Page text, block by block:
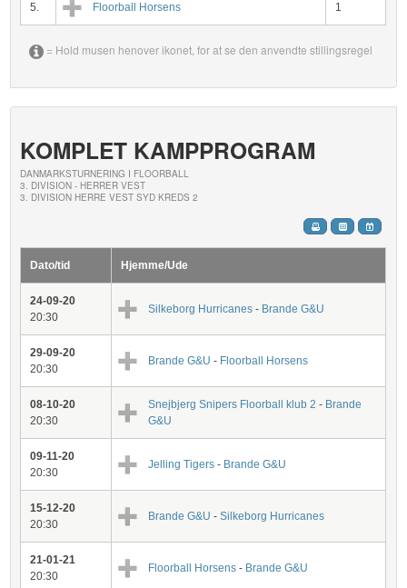
5. Floorball Horsens 1
= Hold musen henover ikonet, for at se den anvendte stillingsregel
KOMPLET KAMPPROGRAM
DANMARKSTURNERING I FLOORBALL
3. DIVISION - HERRER VEST
3. DIVISION HERRE VEST SYD KREDS 2
Dato/tid Hjemme/Ude
24-09-20
20:30
Silkeborg Hurricanes - Brande G&U
29-09-20
20:30
Brande G&U - Floorball Horsens
08-10-20
20:30
Snejbjerg Snipers Floorball klub 2 - Brande
G&U
09-11-20
20:30
Jelling Tigers- Brande G&U
15-12-20
20:30
Brande G&U -Silkeborg Hurricanes
21-01-21
20:30
Floorball Horsens - Brande G&U